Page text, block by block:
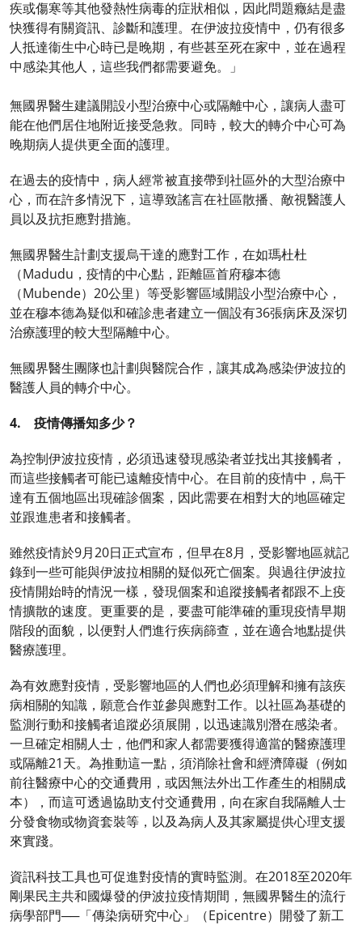
疾或傷寒等其他發熱性病毒的症狀相似，因此問題癥結是盡
快獲得有關資訊、診斷和護理。在伊波拉疫情中，仍有很多
人抵達衞生中心時已是晚期，有些甚至死在家中，並在過程
中感染其他人，這些我們都需要避免。」
無國界醫生建議開設小型治療中心或隔離中心，讓病人盡可
能在他們居住地附近接受急救。同時，較大的轉介中心可為
晚期病人提供更全面的護理。
在過去的疫情中，病人經常被直接帶到社區外的大型治療中
心，而在許多情況下，這導致謠言在社區散播、敵視醫護人
員以及抗拒應對措施。
無國界醫生計劃支援烏干達的應對工作，在如瑪杜杜
（Madudu，疫情的中心點，距離區首府穆本德
（Mubende）20公里）等受影響區域開設小型治療中心，
並在穆本德為疑似和確診患者建立一個設有36張病床及深切
治療護理的較大型隔離中心。
無國界醫生團隊也計劃與醫院合作，讓其成為感染伊波拉的
醫護人員的轉介中心。
4. 疫情傳播知多少？
為控制伊波拉疫情，必須迅速發現感染者並找出其接觸者，
而這些接觸者可能已遠離疫情中心。在目前的疫情中，烏干
達有五個地區出現確診個案，因此需要在相對大的地區確定
並跟進患者和接觸者。
雖然疫情於9月20日正式宣布，但早在8月，受影響地區就記
錄到一些可能與伊波拉相關的疑似死亡個案。與過往伊波拉
疫情開始時的情況一樣，發現個案和追蹤接觸者都跟不上疫
情擴散的速度。更重要的是，要盡可能準確的重現疫情早期
階段的面貌，以便對人們進行疾病篩查，並在適合地點提供
醫療護理。
為有效應對疫情，受影響地區的人們也必須理解和擁有該疾
病相關的知識，願意合作並參與應對工作。以社區為基礎的
監測行動和接觸者追蹤必須展開，以迅速識別潛在感染者。
一旦確定相關人士，他們和家人都需要獲得適當的醫療護理
或隔離21天。為推動這一點，須消除社會和經濟障礙（例如
前往醫療中心的交通費用，或因無法外出工作產生的相關成
本），而這可透過協助支付交通費用，向在家自我隔離人士
分發食物或物資套裝等，以及為病人及其家屬提供心理支援
來實踐。
資訊科技工具也可促進對疫情的實時監測。在2018至2020年
剛果民主共和國爆發的伊波拉疫情期間，無國界醫生的流行
病學部門──「傳染病研究中心」（Epicentre）開發了新工